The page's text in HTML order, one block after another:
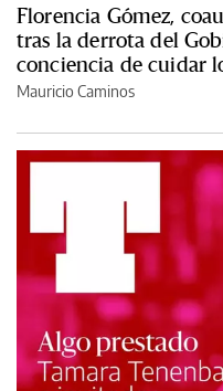
Florencia Gómez,
tras la derrota del
conciencia de cuidar
Mauricio Caminos